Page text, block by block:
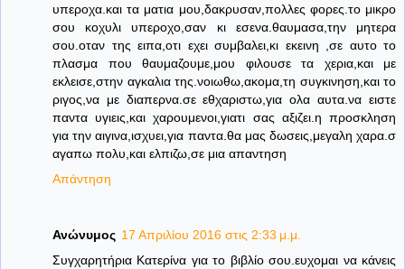
υπεροχα.και τα ματια μου,δακρυσαν,πολλες φορες.το μικρο
σου κοχυλι υπεροχο,σαν κι εσενα.θαυμασα,την μητερα
σου.οταν της ειπα,οτι εχει συμβαλει,κι εκεινη ,σε αυτο το
πλασμα που θαυμαζουμε,μου φιλουσε τα χερια,και με
εκλεισε,στην αγκαλια της.νοιωθω,ακομα,τη συγκινηση,και το
ριγος,να με διαπερνα.σε εθχαριστω,για ολα αυτα.να ειστε
παντα υγιεις,και χαρουμενοι,γιατι σας αξιζει.η προσκληση
για την αιγινα,ισχυει,για παντα.θα μας δωσεις,μεγαλη χαρα.σ
αγαπω πολυ,και ελπιζω,σε μια απαντηση
Απάντηση
Ανώνυμος 17 Απριλίου 2016 στις 2:33 μ.μ.
Συγχαρητήρια Κατερίνα για το βιβλίο σου.ευχομαι να κάνεις